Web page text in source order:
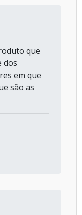
que
dos
em que
são as